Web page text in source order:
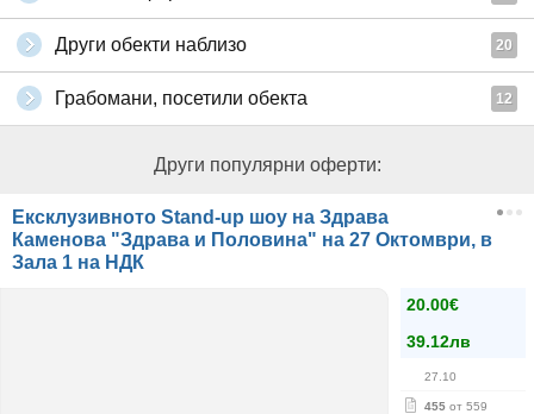
Други обекти наблизо 20
Грабомани, посетили обекта 12
Други популярни оферти:
Ексклузивното Stand-up шоу на Здрава
Каменова "Здрава и Половина" на 27 Октомври, в
Зала 1 на НДК
20.00€
39.12лв
27.10
455 от 559